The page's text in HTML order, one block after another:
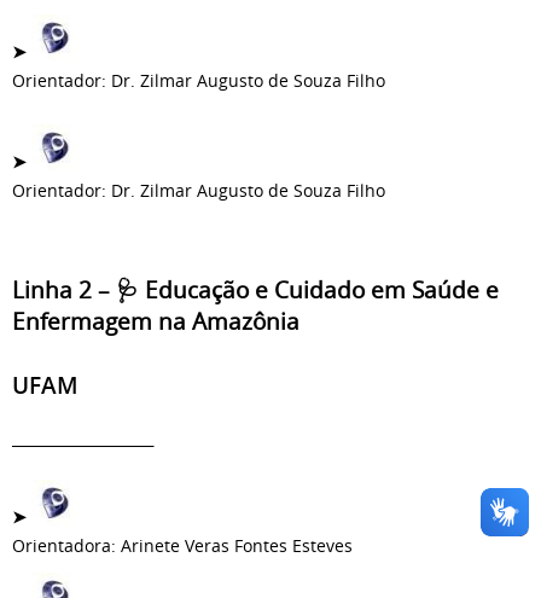
➤
Orientador: Dr. Zilmar Augusto de Souza Filho
➤
Orientador: Dr. Zilmar Augusto de Souza Filho
Linha 2 – 🩺 Educação e Cuidado em Saúde e
Enfermagem na Amazônia
UFAM
➤
Orientadora: Arinete Veras Fontes Esteves